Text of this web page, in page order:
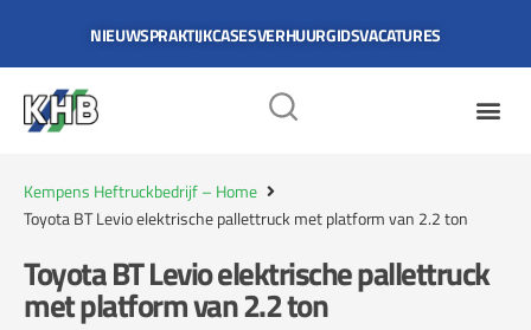
NIEUWSPRAKTIJKCASESVERHUURGIDSVACATURES
Kempens Heftruckbedrijf – Home
Toyota BT Levio elektrische pallettruck met platform van 2.2 ton
Toyota BT Levio elektrische pallettruck
met platform van 2.2 ton